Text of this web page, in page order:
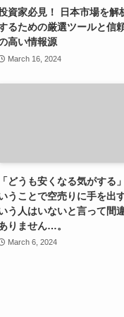
資家必見！ 日本市場を解
るための厳選ツールと信
高い情報源
March 16, 2024
「どうも安くなる気がする
うことで空売りに手を出
う人はいないと言って間
りません…。
March 6, 2024